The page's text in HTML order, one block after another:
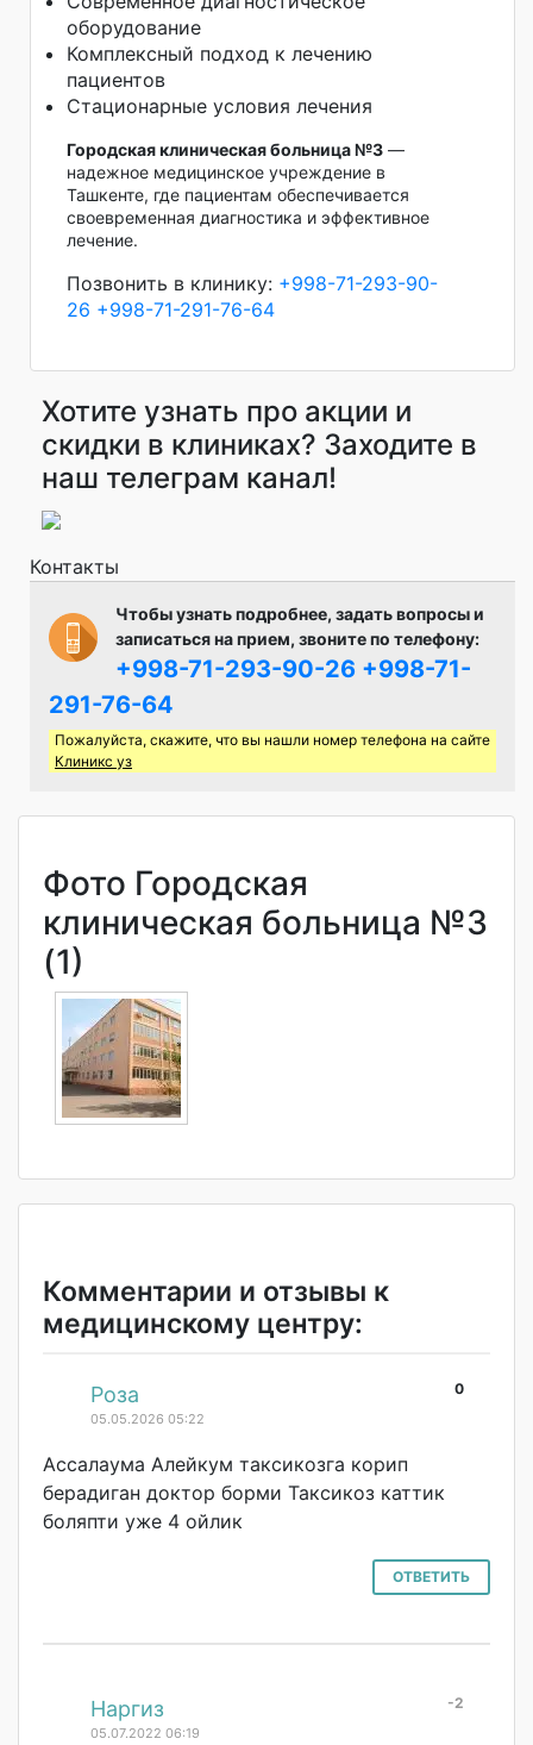
оборудование
Комплексный подход к лечению
пациентов
Стационарные условия лечения
Городская клиническая больница №3 —
надежное медицинское учреждение в
Ташкенте, где пациентам обеспечивается
своевременная диагностика и эффективное
лечение.
Позвонить в клинику: +998-71-293-90-
26 +998-71-291-76-64
Хотите узнать про акции и
скидки в клиниках? Заходите в
наш телеграм канал!
Контакты
Чтобы узнать подробнее, задать вопросы и
записаться на прием, звоните по телефону:
+998-71-293-90-26 +998-71-
291-76-64
Пожалуйста, скажите, что вы нашли номер телефона на сайте
Клиникс уз
Фото Городская
клиническая больница №3
(1)
Комментарии и отзывы к
медицинскому центру:
0
Роза
05.05.2026 05:22
Ассалаума Алейкум таксикозга корип
берадиган доктор борми Таксикоз каттик
боляпти уже 4 ойлик
ОТВЕТИТЬ
-2
Наргиз
05.07.2022 06:19